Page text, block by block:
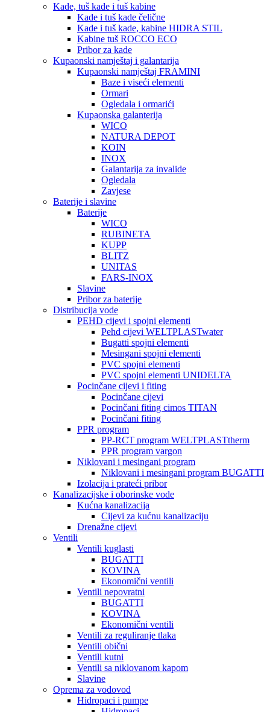
Kade, tuš kade i tuš kabine
Kade i tuš kade čelične
Kade i tuš kade, kabine HIDRA STIL
Kabine tuš ROCCO ECO
Pribor za kade
Kupaonski namještaj i galantarija
Kupaonski namještaj FRAMINI
Baze i viseći elementi
Ormari
Ogledala i ormarići
Kupaonska galanterija
WICO
NATURA DEPOT
KOIN
INOX
Galantarija za invalide
Ogledala
Zavjese
Baterije i slavine
Baterije
WICO
RUBINETA
KUPP
BLITZ
UNITAS
FARS-INOX
Slavine
Pribor za baterije
Distribucija vode
PEHD cijevi i spojni elementi
Pehd cijevi WELTPLASTwater
Bugatti spojni elementi
Mesingani spojni elementi
PVC spojni elementi
PVC spojni elementi UNIDELTA
Pocinčane cijevi i fiting
Pocinčane cijevi
Pocinčani fiting cimos TITAN
Pocinčani fiting
PPR program
PP-RCT program WELTPLASTtherm
PPR program vargon
Niklovani i mesingani program
Niklovani i mesingani program BUGATTI
Izolacija i prateći pribor
Kanalizacijske i oborinske vode
Kućna kanalizacija
Cijevi za kućnu kanalizaciju
Drenažne cijevi
Ventili
Ventili kuglasti
BUGATTI
KOVINA
Ekonomični ventili
Ventili nepovratni
BUGATTI
KOVINA
Ekonomični ventili
Ventili za reguliranje tlaka
Ventili obični
Ventili kutni
Ventili sa niklovanom kapom
Slavine
Oprema za vodovod
Hidropaci i pumpe